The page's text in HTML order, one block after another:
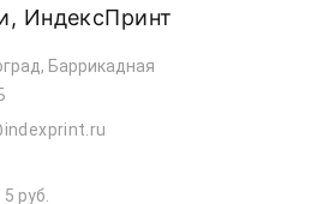
ИндексПринт
Баррикадная
5 руб.